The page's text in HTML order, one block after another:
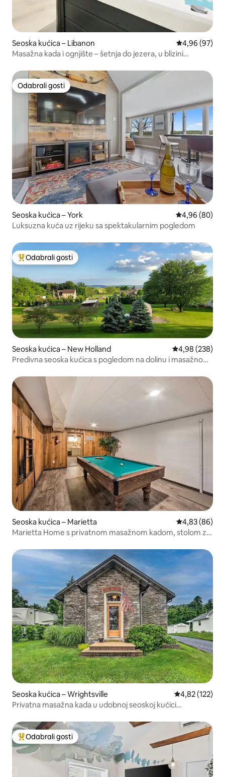
Seoska kućica – Libanon Prosječna
4,96 (97)
Masažna kada i ognjište – šetnja do jezera, u blizini
Odabrali gosti
Odabrali gosti
Seoska kućica – York Prosječna
4,96 (80)
Luksuzna kuća uz rijeku sa spektakularnim pogledom
Među najviše rangiranima s oznakom „Odabrali gosti”
Odabrali gosti
Seoska kućica – New Holland Prosječna
4,98 (238)
Predivna seoska kućica s pogledom na dolinu i masažnom
Seoska kućica – Marietta Prosječna
4,83 (86)
Marietta Home s privatnom masažnom kadom, stolom za
Seoska kućica – Wrightsville Prosječna
4,82 (122)
Privatna masažna kada u udobnoj seoskoj kućici
Među najviše rangiranima s oznakom „Odabrali gosti”
Odabrali gosti